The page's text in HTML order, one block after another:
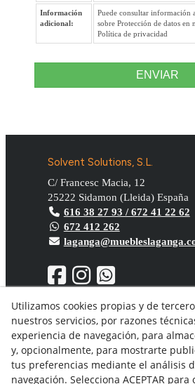
Información
adicional:
Puede consultar información
sobre Protección de datos en
Política de privacidad
ENVIAR
Solvent Solutions, S.L.
C/ Francesc Macia, 12
25222 Sidamon (Lleida) España
616 38 27 93 / 672 41 22 62
672 412 262
Aviso Legal
Política de privacidad
Política Cookies
Condiciones generales de compra
Utilizamos cookies propias y de
nuestros servicios, por razones
experiencia de navegación, para
y, opcionalmente, para mostrarte
tus preferencias mediante el análisis
navegación. Selecciona ACEPTAR